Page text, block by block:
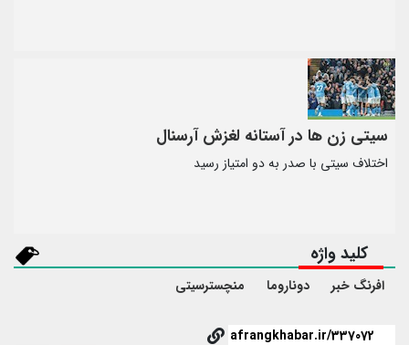
سیتی زن ها در آستانه لغزش آرسنال
اختلاف سیتی با صدر به دو امتیاز رسید
کلید واژه
افرنگ خبر دوناروما منچسترسیتی